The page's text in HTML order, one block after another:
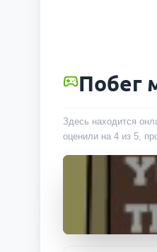
Побег
Здесь находится
оценили на 4 из 5,